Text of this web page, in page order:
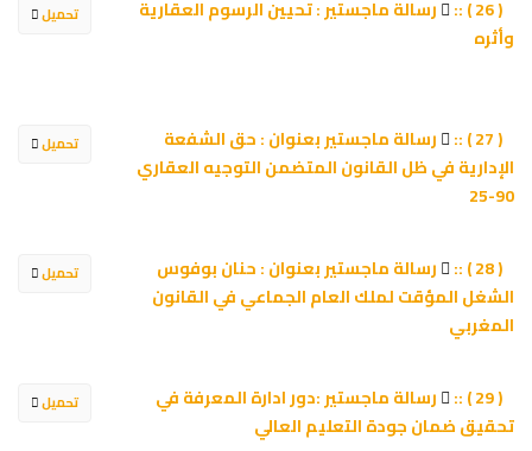
تحميل
رسالة ماجستير : تحيين الرسوم العقارية
وأثره
تحميل
رسالة ماجستير بعنوان : حق الشفعة
الإدارية في ظل القانون المتضمن التوجيه العقاري
90-25
تحميل
رسالة ماجستير بعنوان : حنان بوفوس
الشغل المؤقت لملك العام الجماعي في القانون
المغربي
تحميل
رسالة ماجستير :دور ادارة المعرفة في
تحقيق ضمان جودة التعليم العالي